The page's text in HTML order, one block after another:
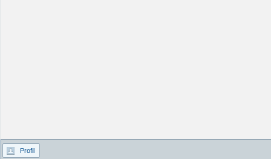
Profil